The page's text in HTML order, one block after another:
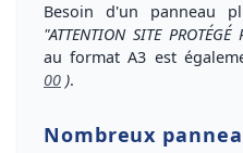
Besoin d'un panneau
"ATTENTION SITE PROTÉGÉ
auformat A3 est
00 ).
Nombreux